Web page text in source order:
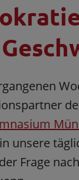
unsere
Frage